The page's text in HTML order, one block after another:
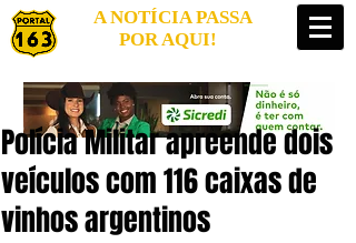
A NOTÍCIA PASSA
POR AQUI!
Polícia Militar apreende dois
veículos com 116 caixas de
vinhos argentinos